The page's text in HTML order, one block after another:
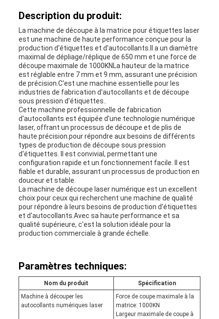
AFFAIRES
PLAN
SITE
POLITIQUE
CONFIDENTIALITÉ
Description du produit:
La machine de découpe à la matrice pour étiquettes laser
est une machine de haute performance conçue pour la
production d'étiquettes et d'autocollants.Il a un diamètre
maximal de dépliage/réplique de 650 mm et une force de
découpe maximale de 1000KNLa hauteur de la matrice
est réglable entre 7 mm et 9 mm, assurant une précision
de précision.C'est une machine essentielle pour les
industries de fabrication d'autocollants et de découpe
sous pression d'étiquettes..
Cette machine professionnelle de fabrication
d'autocollants est équipée d'une technologie numérique
laser, offrant un processus de découpe et de plis de
haute précision.pour répondre aux besoins de différents
types de production de découpe sous pression
d'étiquettes. Il est convivial, permettant une
configuration rapide et un fonctionnement facile. Il est
fiable et durable, assurant un processus de production en
douceur et stable.
La machine de découpe laser numérique est un excellent
choix pour ceux qui recherchent une machine de qualité
pour répondre à leurs besoins de production d'étiquettes
et d'autocollants.Avec sa haute performance et sa
qualité supérieure, c'est la solution idéale pour la
production commerciale à grande échelle.
Paramètres techniques:
Nom du produit
Spécification
Machine à découper les
autocollants numériques laser
Force de coupe maximale à la
matrice: 1000KN
Largeur maximale de coupe à